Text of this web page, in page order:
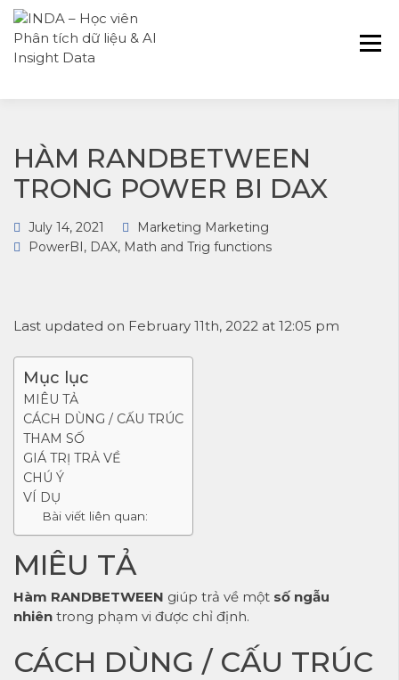
liệu & AI chuyên sâu cho ngành ngân
hàng – bảo hiểm – chứng khoán và
HÀM RANDBETWEEN
TRONG POWER BI DAX
July 14, 2021
Marketing Marketing
PowerBI, DAX, Math and Trig functions
Last updated on February 11th, 2022 at 12:05 pm
Mục lục
MIÊU TẢ
CÁCH DÙNG / CẤU TRÚC
THAM SỐ
GIÁ TRỊ TRẢ VỀ
CHÚ Ý
VÍ DỤ
Bài viết liên quan:
MIÊU TẢ
Hàm RANDBETWEEN giúp trả về một số ngẫu
nhiên trong phạm vi được chỉ định.
CÁCH DÙNG / CẤU TRÚC